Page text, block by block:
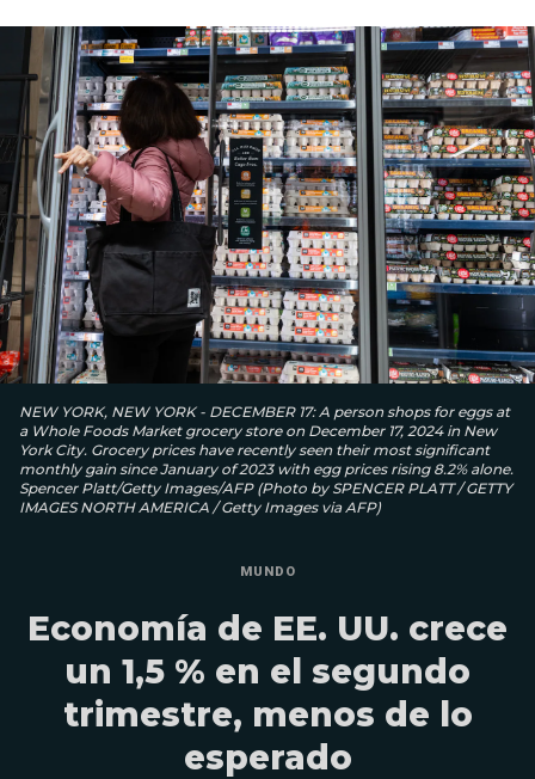
NEW YORK, NEW YORK - DECEMBER 17: A person shops for eggs at
a Whole Foods Market grocery store on December 17, 2024 in New
York City. Grocery prices have recently seen their most significant
monthly gain since January of 2023 with egg prices rising 8.2% alone.
Spencer Platt/Getty Images/AFP (Photo by SPENCER PLATT / GETTY
IMAGES NORTH AMERICA / Getty Images via AFP)
MUNDO
Economía de EE. UU. crece
un 1,5 % en el segundo
trimestre, menos de lo
esperado